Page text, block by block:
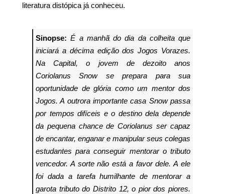
literatura distópica já conheceu.
Sinopse: É a manhã do dia da colheita que
iniciará a décima edição dos Jogos Vorazes.
Na Capital, o jovem de dezoito anos
Coriolanus Snow se prepara para sua
oportunidade de glória como um mentor dos
Jogos. A outrora importante casa Snow passa
por tempos difíceis e o destino dela depende
da pequena chance de Coriolanus ser capaz
de encantar, enganar e manipular seus colegas
estudantes para conseguir mentorar o tributo
vencedor. A sorte não está a favor dele. A ele
foi dada a tarefa humilhante de mentorar a
garota tributo do Distrito 12, o pior dos piores.